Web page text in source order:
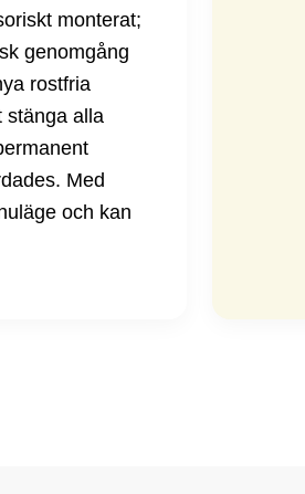
monterat;
genomgång
rostfria
stänga alla
Med
och kan